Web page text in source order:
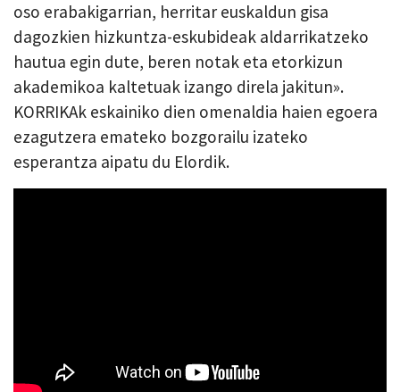
oso erabakigarrian, herritar euskaldun gisa
dagozkien hizkuntza-eskubideak aldarrikatzeko
hautua egin dute, beren notak eta etorkizun
akademikoa kaltetuak izango direla jakitun».
KORRIKAk eskainiko dien omenaldia haien egoera
ezagutzera emateko bozgorailu izateko
esperantza aipatu du Elordik.